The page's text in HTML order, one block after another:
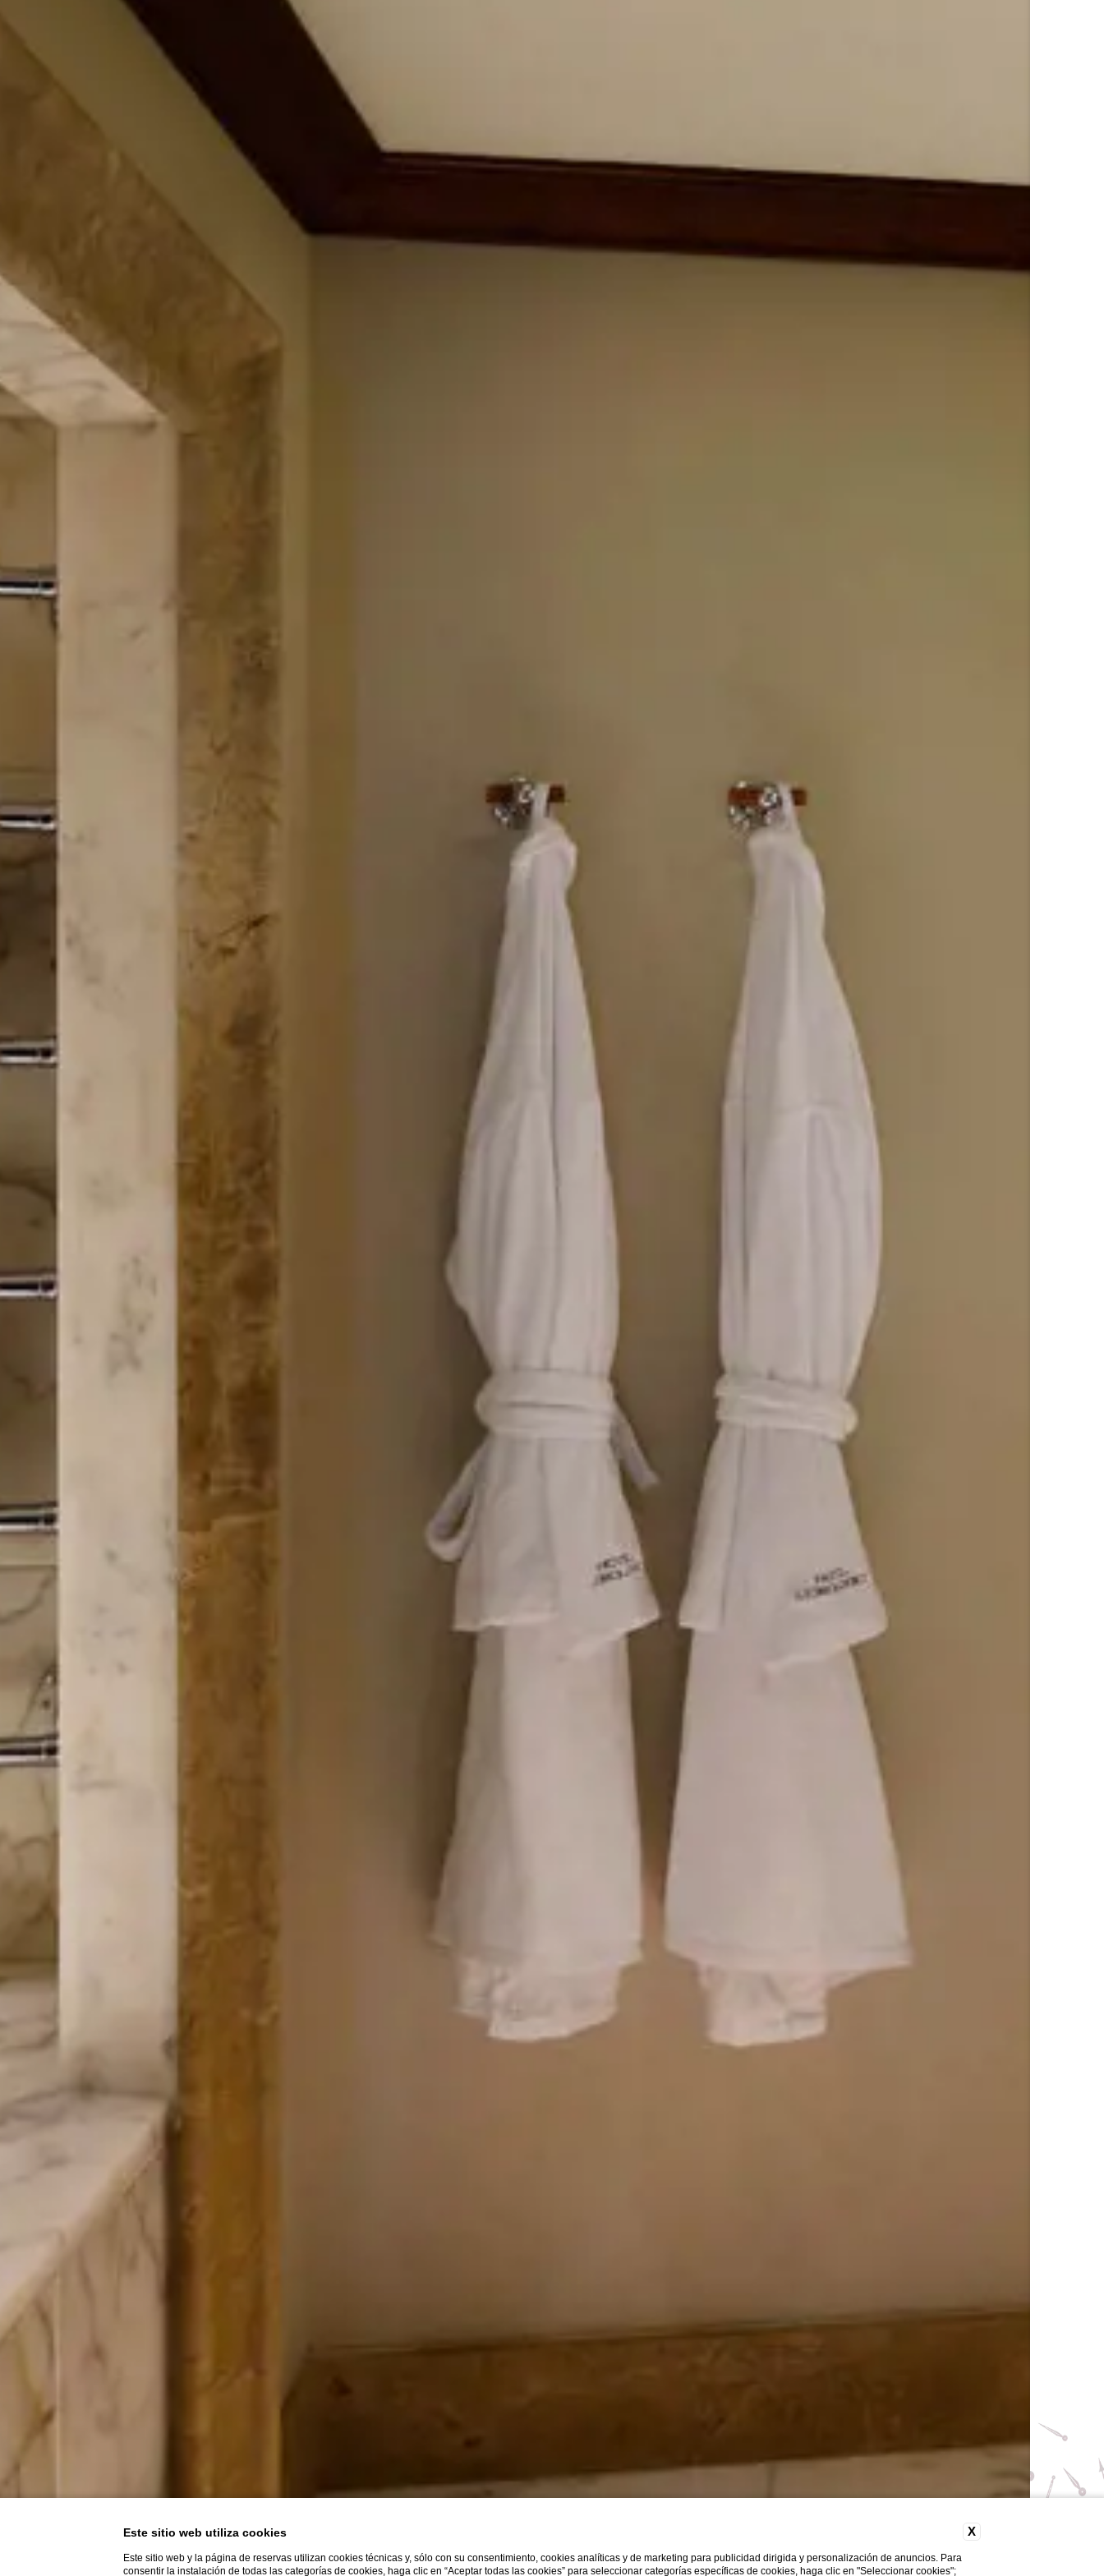
X
Este sitio web utiliza cookies
Este sitio web y la página de reservas utilizan cookies técnicas y, sólo con su consentimiento, cookies analíticas y de marketing para publicidad dirigida y personalización de anuncios. Para
consentir la instalación de todas las categorías de cookies, haga clic en “Aceptar todas las cookies” para seleccionar categorías específicas de cookies, haga clic en "Seleccionar cookies";